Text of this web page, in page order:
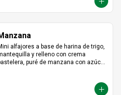
alfajores a base de harina de trigo,
y relleno con crema
puré de manzana con azúcar